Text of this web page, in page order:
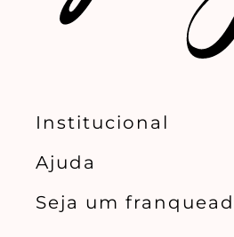
Institucional
Missão, visão e valores
Ajuda
Central de relacionamento
Seja um